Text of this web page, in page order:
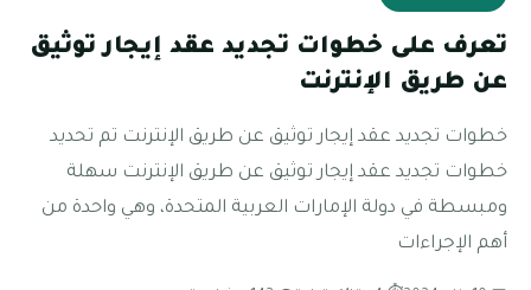
تعرف على خطوات تجديد عقد إيجار توثيق
عن طريق الإنترنت
خطوات تجديد عقد إيجار توثيق عن طريق الإنترنت تم تحديد
خطوات تجديد عقد إيجار توثيق عن طريق الإنترنت سهلة
ومبسطة في دولة الإمارات العربية المتحدة، وهي واحدة من
أهم الإجراءات